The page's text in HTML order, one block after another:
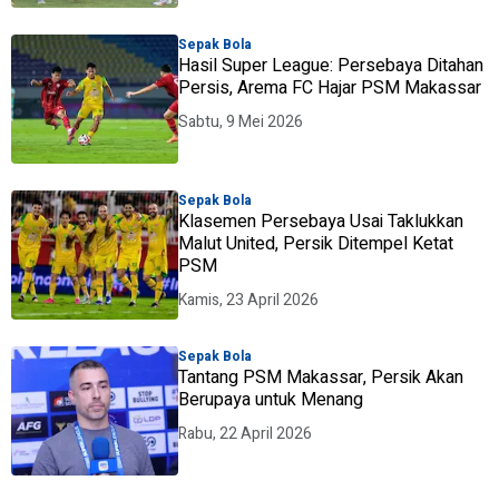
Sepak Bola
Hasil Super League: Persebaya Ditahan
Persis, Arema FC Hajar PSM Makassar
Sabtu, 9 Mei 2026
Sepak Bola
Klasemen Persebaya Usai Taklukkan
Malut United, Persik Ditempel Ketat
PSM
Kamis, 23 April 2026
Sepak Bola
Tantang PSM Makassar, Persik Akan
Berupaya untuk Menang
Rabu, 22 April 2026